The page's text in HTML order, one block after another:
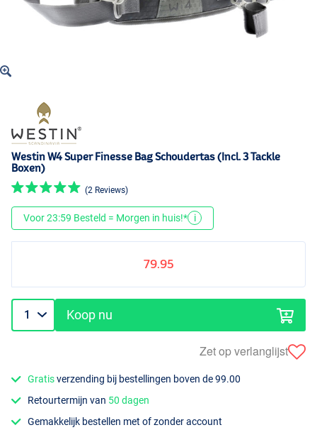
Westin W4 Super Finesse Bag Schoudertas (Incl. 3 Tackle
Boxen)
(2 Reviews)
Voor 23:59 Besteld = Morgen in huis!* i
79.95
Koop nu
Zet op verlanglijst
Gratisverzending bij bestellingen boven de 99.00
Retourtermijn van 50 dagen
Gemakkelijk bestellen met of zonder account